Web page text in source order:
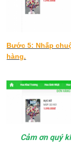
Bước 5: Nhấp
hàng.
Cảm ơn quý